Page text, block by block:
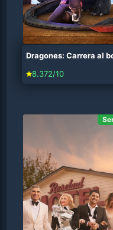
8.372/10